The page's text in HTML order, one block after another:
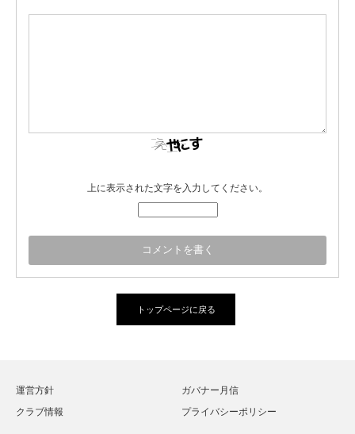
上に表示された文字を入力してください。
トップページに戻る
運営方針
ガバナー月信
クラブ情報
プライバシーポリシー